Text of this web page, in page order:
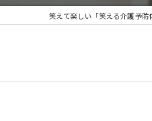
笑えて楽しい「笑える介護予防